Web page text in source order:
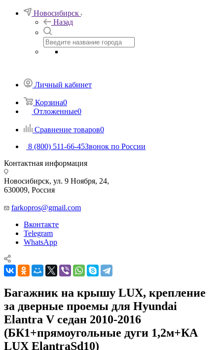
Новосибирск
Назад
Личный кабинет
Корзина0
Отложенные0
Сравнение товаров0
8 (800) 511-66-45Звонок по России
Контактная информация
Новосибирск, ул. 9 Ноября, 24,
630009, Россия
farkopros@gmail.com
Вконтакте
Telegram
WhatsApp
Багажник на крышу LUX, крепление
за дверные проемы для Hyundai
Elantra V седан 2010-2016
(БК1+прямоугольные дуги 1,2м+КА
LUX ElantraSd10)